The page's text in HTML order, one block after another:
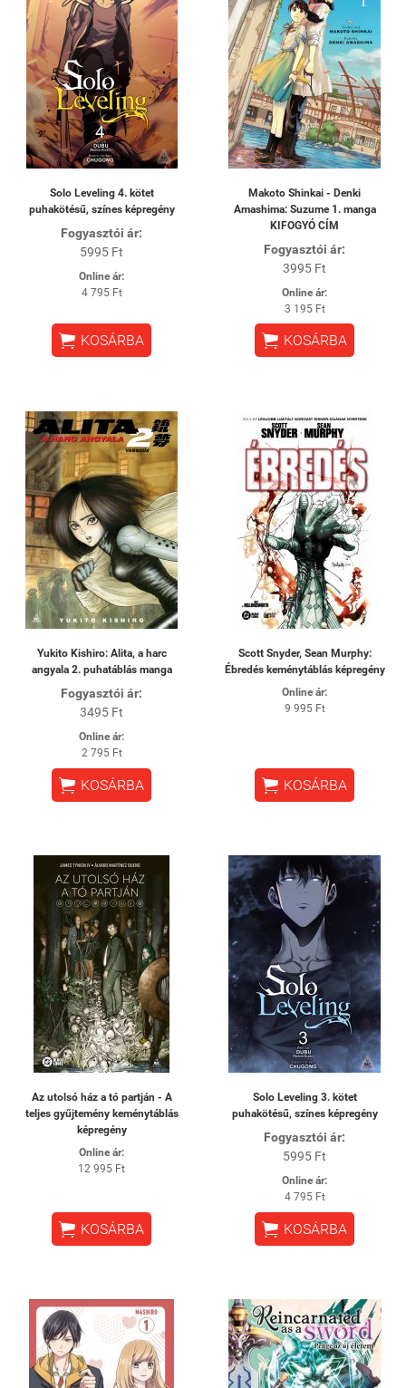
Solo Leveling 4. kötet
puhakötésű, színes képregény
Fogyasztói ár:
5995 Ft
Online ár:
4 795 Ft
 KOSÁRBA
Makoto Shinkai - Denki
Amashima: Suzume 1. manga
KIFOGYÓ CÍM
Fogyasztói ár:
3995 Ft
Online ár:
3 195 Ft
 KOSÁRBA
Yukito Kishiro: Alita, a harc
angyala 2. puhatáblás manga
Fogyasztói ár:
3495 Ft
Online ár:
2 795 Ft
 KOSÁRBA
Scott Snyder, Sean Murphy:
Ébredés keménytáblás képregény
Online ár:
9 995 Ft
 KOSÁRBA
Az utolsó ház a tó partján - A
teljes gyűjtemény keménytáblás
képregény
Online ár:
12 995 Ft
 KOSÁRBA
Solo Leveling 3. kötet
puhakötésű, színes képregény
Fogyasztói ár:
5995 Ft
Online ár:
4 795 Ft
 KOSÁRBA